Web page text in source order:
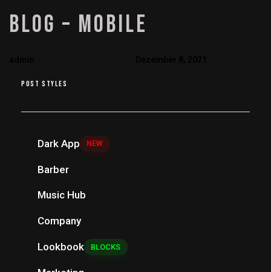
IN:
BLOG – MOBILE
on:
POST STYLES
Dark App NEW
Barber
Music Hub
Company
Lookbook BLOCKS